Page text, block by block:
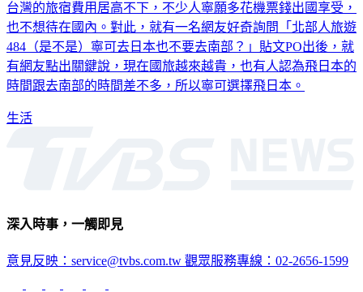
台灣的旅宿費用居高不下，不少人寧願多花機票錢出國享受，
也不想待在國內。對此，就有一名網友好奇詢問「北部人旅遊
484（是不是）寧可去日本也不要去南部？」貼文PO出後，就
有網友點出關鍵說，現在國旅越來越貴，也有人認為飛日本的
時間跟去南部的時間差不多，所以寧可選擇飛日本。
生活
深入時事，一觸即見
意見反映：service@tvbs.com.tw 觀眾服務專線：02-2656-1599